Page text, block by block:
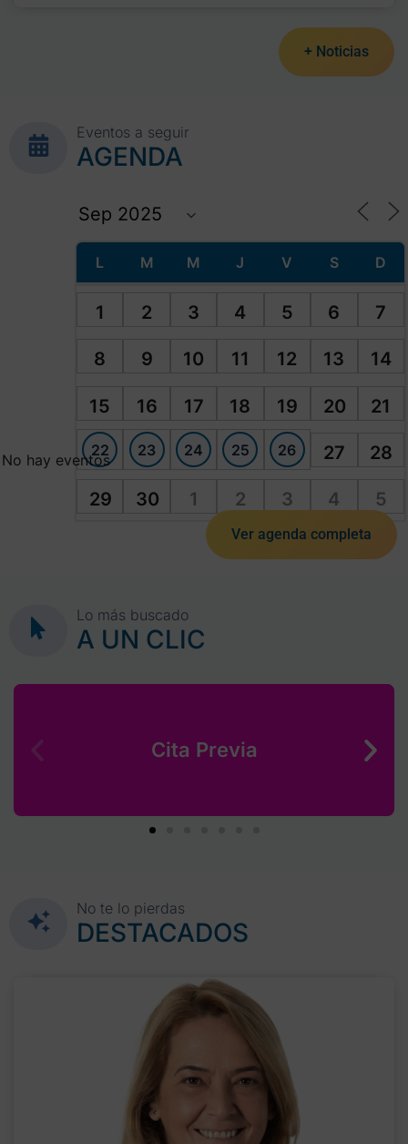
+ Noticias
Eventos a seguir
AGENDA
L M M J V S D
1 2 3 4 5 6 7
8 9 10 11 12 13 14
15 16 17 18 19 20 21
22 23 24 25 26 27 28
29 30 1 2 3 4 5
No hay eventos
Ver agenda completa
Lo más buscado
A UN CLIC
Cita Previa
No te lo pierdas
DESTACADOS